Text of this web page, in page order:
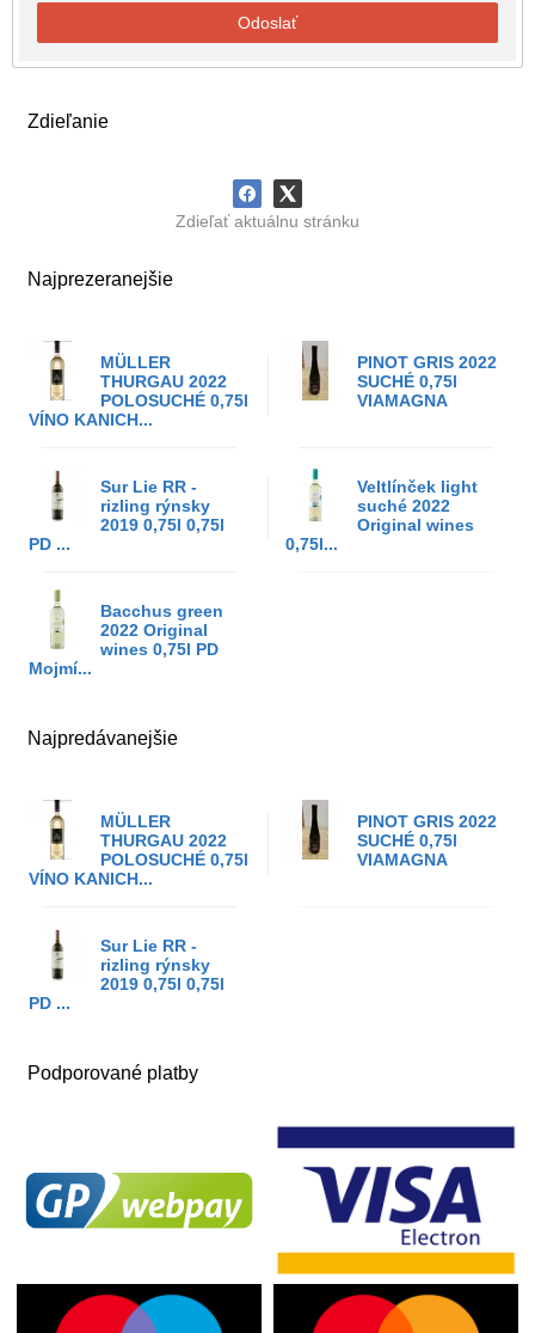
Zdieľanie
Zdieľať aktuálnu stránku
Najprezeranejšie
MÜLLER
THURGAU 2022
POLOSUCHÉ 0,75l
VÍNO KANICH...
PINOT GRIS 2022
SUCHÉ 0,75l
VIAMAGNA
Sur Lie RR -
rizling rýnsky
2019 0,75l 0,75l
PD ...
Veltlínček light
suché 2022
Original wines
0,75l...
Bacchus green
2022 Original
wines 0,75l PD
Mojmí...
Najpredávanejšie
MÜLLER
THURGAU 2022
POLOSUCHÉ 0,75l
VÍNO KANICH...
PINOT GRIS 2022
SUCHÉ 0,75l
VIAMAGNA
Sur Lie RR -
rizling rýnsky
2019 0,75l 0,75l
PD ...
Podporované platby
Odoslať